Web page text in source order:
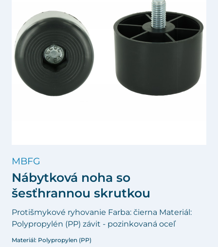
MBFG
Nábytková noha so
šesťhrannou skrutkou
Protišmykové ryhovanie Farba: čierna Materiál:
Polypropylén (PP) závit - pozinkovaná oceľ
Materiál: Polypropylen (PP)